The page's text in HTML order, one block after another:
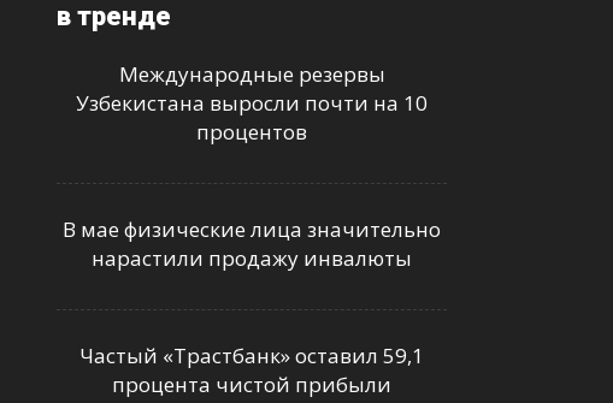
в тренде
Международные резервы
Узбекистана выросли почти на 10
процентов
В мае физические лица значительно
нарастили продажу инвалюты
Частый «Трастбанк» оставил 59,1
процента чистой прибыли